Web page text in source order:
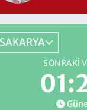
SAKARYA
SONRAKI